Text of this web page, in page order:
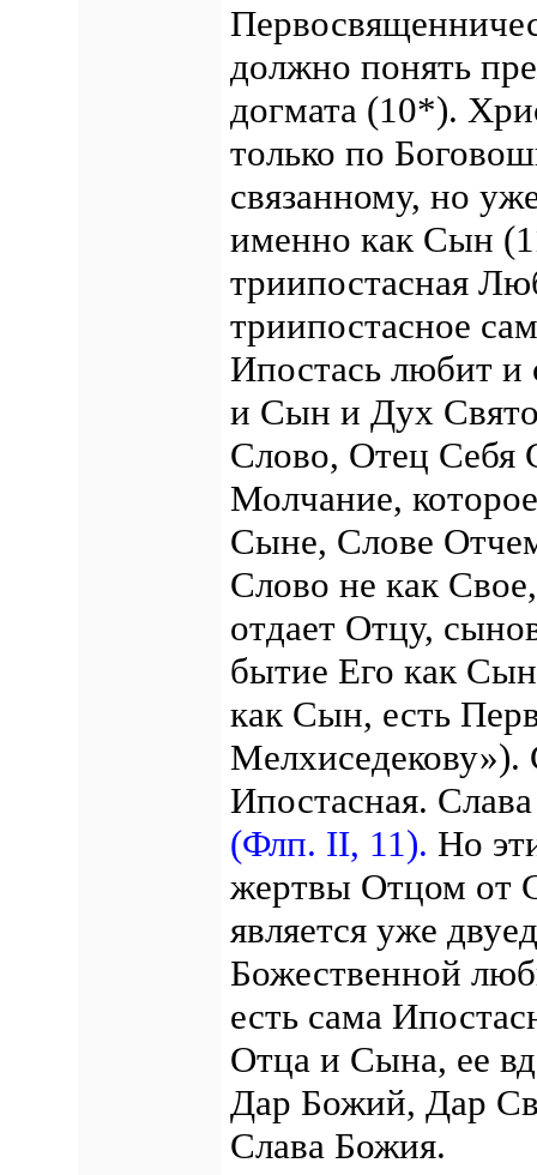
должно понять
догмата (10*).
только по
связанному, но
именно как Сын
триипостасная
триипостасное
Ипостась любит и
и Сын и Дух
Слово, Отец Себя
Молчание,
Сыне, Слове
Слово не как
отдает Отцу,
бытие Его как
как Сын, есть
Мелхиседекову»).
Ипостасная.
(Флп. II, 11). Но
жертвы Отцом от
является уже
Божественной
есть сама
Отца и Сына, ее
Дар Божий, Дар
Слава Божия.